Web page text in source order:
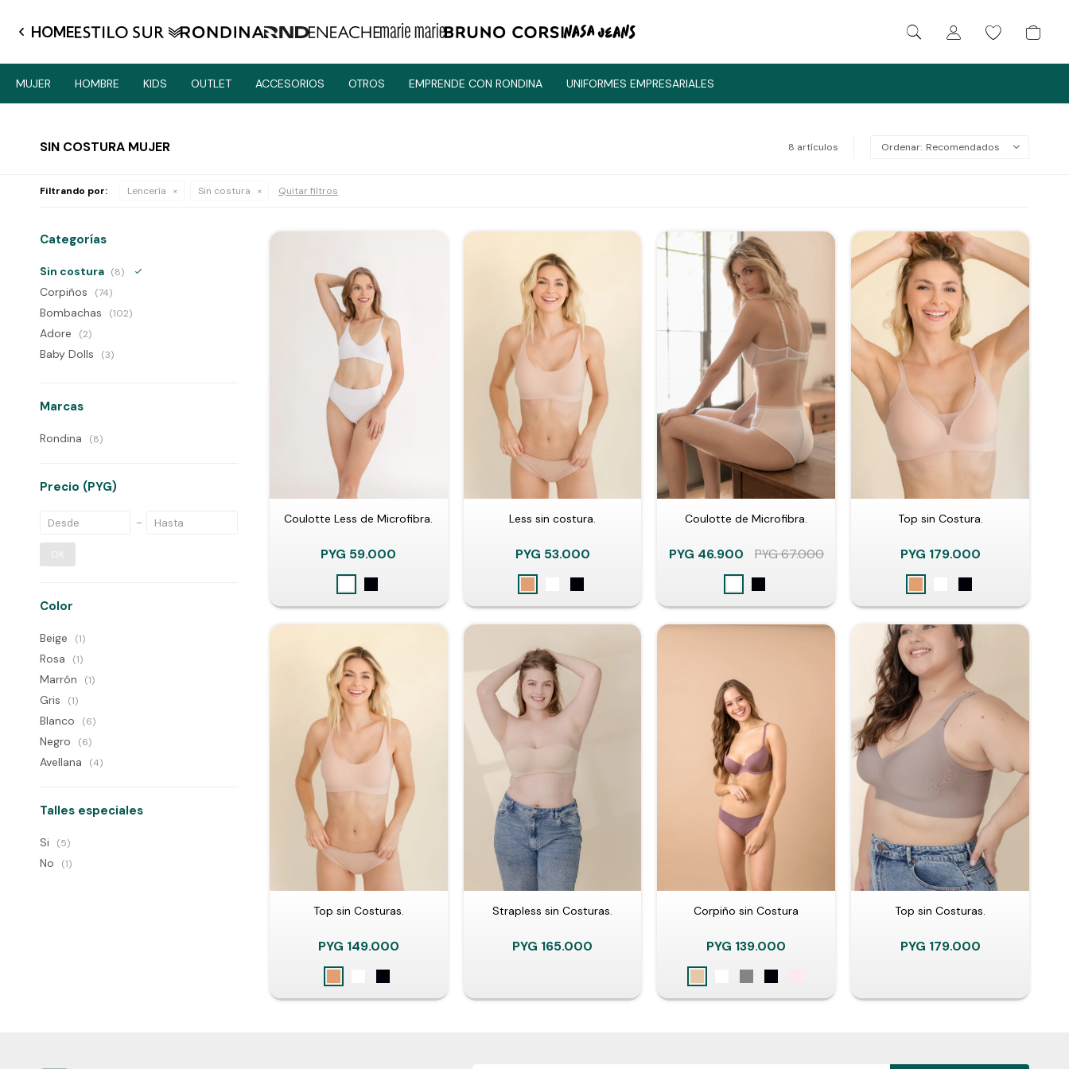
HOME
MUJER HOMBRE KIDS OUTLET ACCESORIOS OTROS EMPRENDE CON RONDINA UNIFORMES EMPRESARIALES
SIN COSTURA MUJER 8 artículos Recomendados
Filtrando por: Lencería Sin costura Quitar filtros
Coulotte Less de Microfibra.
PYG 59.000
Less sin costura.
PYG 53.000
Coulotte de Microfibra.
PYG 46.900 PYG67.000
Top sin Costura.
PYG 179.000
Top sin Costuras.
PYG 149.000
Strapless sin Costuras.
PYG 165.000
Corpiño sin Costura
PYG 139.000
Top sin Costuras.
PYG 179.000
Categorías
Sin costura (8)
Corpiños (74)
Bombachas (102)
Adore (2)
Baby Dolls (3)
Marcas
Rondina (8)
Precio (PYG)
OK
Color
Beige (1)
Rosa (1)
Marrón (1)
Gris (1)
Blanco (6)
Negro (6)
Avellana (4)
Talles especiales
Si (5)
No (1)